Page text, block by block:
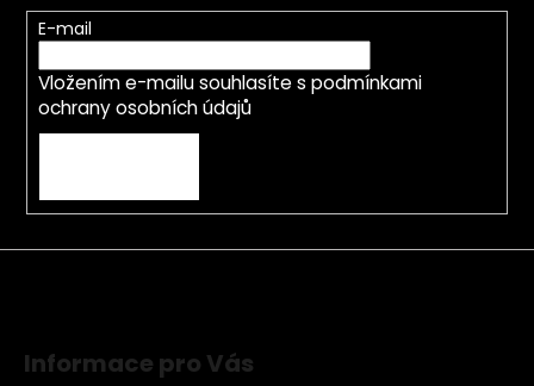
E-mail
Vložením e-mailu souhlasíte s podmínkami
ochrany osobních údajů
Informace pro Vás